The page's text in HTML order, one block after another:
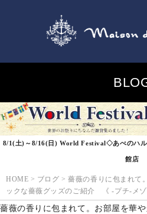
8/1(土)～8/16(日) World Festival◇あべのハ
館店
HOME > ブログ >薔薇の香りに包まれて
ックな薔薇グッズのご紹介 《 -プチ-メゾ
薔薇の香りに包まれて。お部屋を華